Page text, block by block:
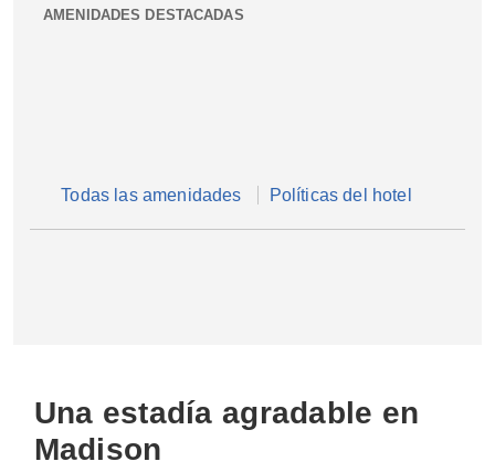
AMENIDADES DESTACADAS
Todas las amenidades Políticas del hotel
Una estadía agradable en
Madison